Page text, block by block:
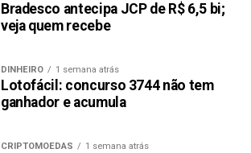
Bradesco antecipa JCP de R$ 6,5 bi;
veja quem recebe
DINHEIRO 1 semana atrás
Lotofácil: concurso 3744 não tem
ganhador e acumula
CRIPTOMOEDAS 1 semana atrás